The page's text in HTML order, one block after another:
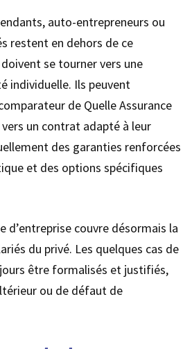
auto-entrepreneurs ou
restent en dehors de ce
se tourner vers une
individuelle. Ils peuvent
de Quelle Assurance
un contrat adapté à leur
des garanties renforcées
et des options spécifiques
d’entreprise couvre désormais la
du privé. Les quelques cas de
être formalisés et justifiés,
ou de défaut de